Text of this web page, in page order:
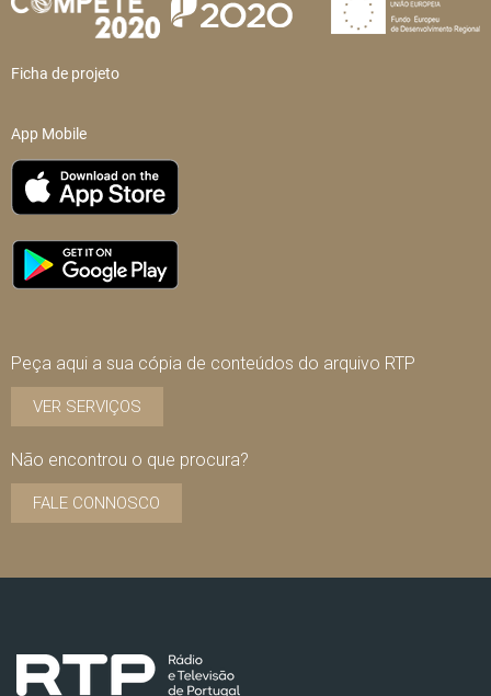
Ficha de projeto
App Mobile
Peça aqui a sua cópia de conteúdos do arquivo RTP
VER SERVIÇOS
Não encontrou o que procura?
FALE CONNOSCO